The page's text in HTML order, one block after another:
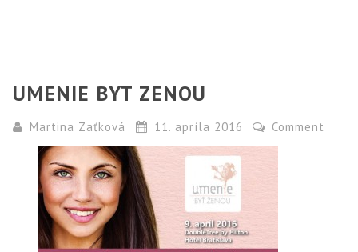
UMENIE BYT ZENOU
Martina Zaťková 11. apríla 2016 Comment